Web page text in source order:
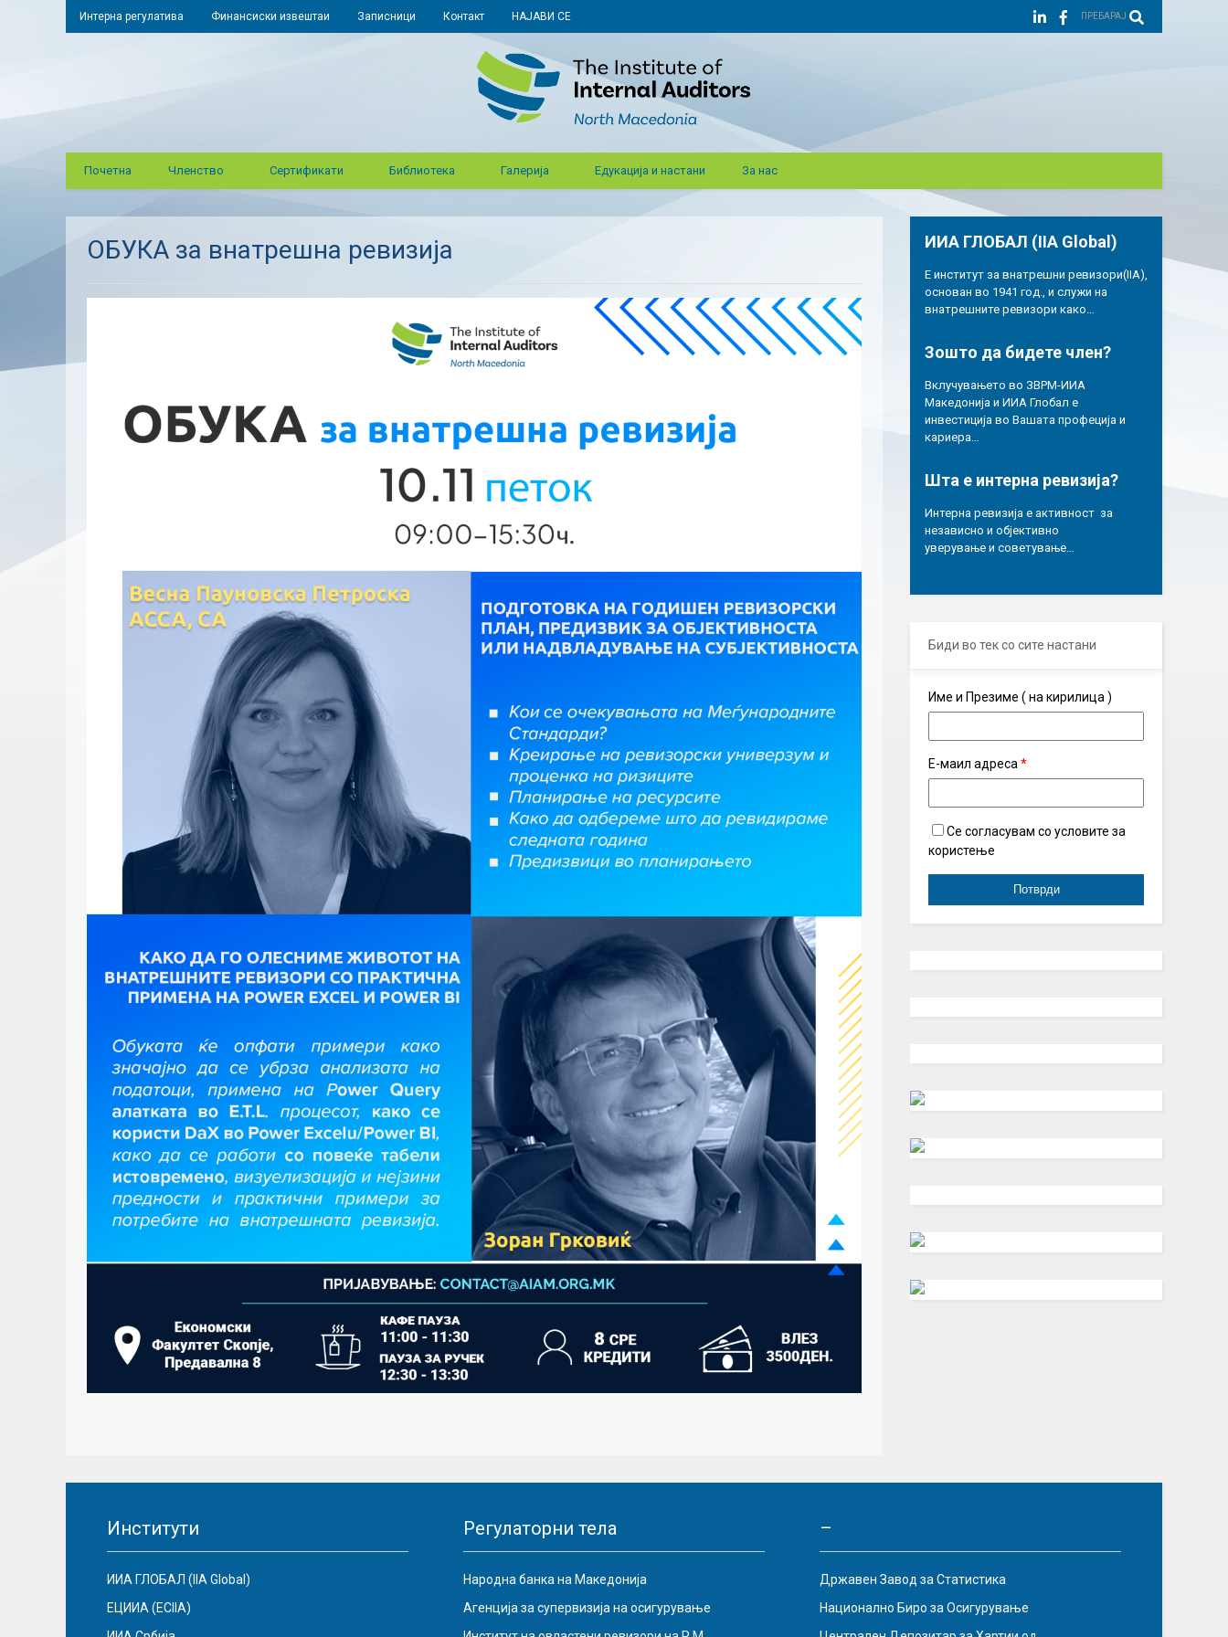
Интерна регулатива Финансиски извештаи Записници Контакт НАЈАВИ СЕ ПРЕБАРАЈ
Почетна Членство Сертификати Библиотека Галерија Едукација и настани За нас
ОБУКА за внатрешна ревизија ИИА ГЛОБАЛ (IIA Global)
Е институт за внатрешни ревизори(IIA),
основан во 1941 год., и служи на
внатрешните ревизори како…
Зошто да бидете член?
Вклучувањето во ЗВРМ-ИИА
Македонија и ИИА Глобал е
инвестиција во Вашата профеција и
кариера…
Шта е интерна ревизија?
Интерна ревизија е активност за
независно и објективно
уверување и советување…
Биди во тек со сите настани
Име и Презиме ( на кирилица )
Е-маил адреса *
Се согласувам со условите за
користење
Институти
ИИА ГЛОБАЛ (IIA Global)
ЕЦИИА (ECIIA)
Регулаторни тела
Народна банка на Македонија
Агенција за супервизија на осигурување
–
Државен Завод за Статистика
Национално Биро за Осигурување